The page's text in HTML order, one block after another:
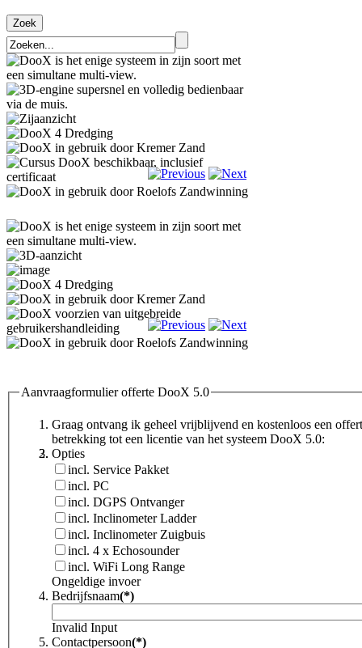
Aanvraagformulier offerte DooX 5.0
Graag ontvang ik geheel vrijblijvend en kostenloos een
betrekking tot een licentie van het systeem DooX 5.0:
Opties
incl. Service Pakket
incl. PC
incl. DGPS Ontvanger
incl. Inclinometer Ladder
incl. Inclinometer Zuigbuis
incl. 4 x Echosounder
incl. WiFi Long Range
Ongeldige invoer
Bedrijfsnaam(*)
Invalid Input
Contactpersoon(*)